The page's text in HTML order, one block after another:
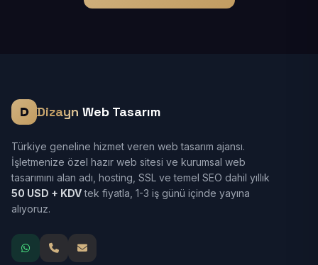
Dizayn Web Tasarım
Türkiye geneline hizmet veren web tasarım ajansı.
İşletmenize özel hazır web sitesi ve kurumsal web
tasarımını alan adı, hosting, SSL ve temel SEO dahil yıllık
50 USD + KDVtek fiyatla, 1-3 iş günü içinde yayına
alıyoruz.